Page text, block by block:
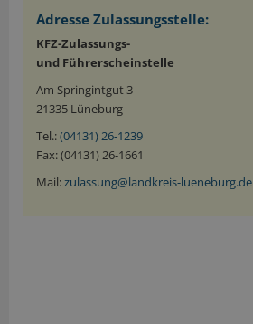
Adresse Zulassungsstelle:
KFZ-Zulassungs-
und Führerscheinstelle
Am Springintgut 3
21335 Lüneburg
Tel.:(04131) 26-1239
Fax: (04131) 26-1661
Mail:zulassung@landkreis-lueneburg.de